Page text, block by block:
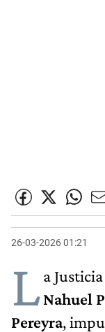
26-03-2026 01:21
La
Nahuel
Pereyra,